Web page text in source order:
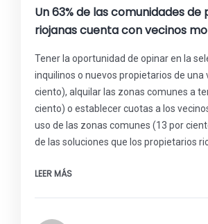
Un 63% de las comunidades
riojanas cuenta con vecinos
Tener la oportunidad de opinar en la
inquilinos o nuevos propietarios de una
ciento), alquilar las zonas comunes a
ciento) o establecer cuotas a los
uso de las zonas comunes (13 por
de las soluciones que los propietarios
LEER MÁS